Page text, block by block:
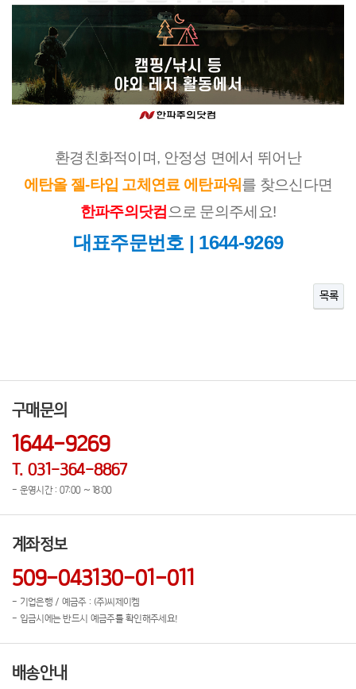
환경친화적이며, 안정성 면에서 뛰어난
에탄올 젤-타입 고체연료 에탄파워를 찾으신다면
한파주의닷컴 으로 문의주세요!
대표주문번호 | 1644-9269
목록
구매문의
1644-9269
T. 031-364-8867
- 운영시간 : 07:00 ~ 18:00
계좌정보
509-043130-01-011
- 기업은행 / 예금주 : (주)씨제이켐
- 입금시에는 반드시 예금주를 확인해주세요!
배송안내